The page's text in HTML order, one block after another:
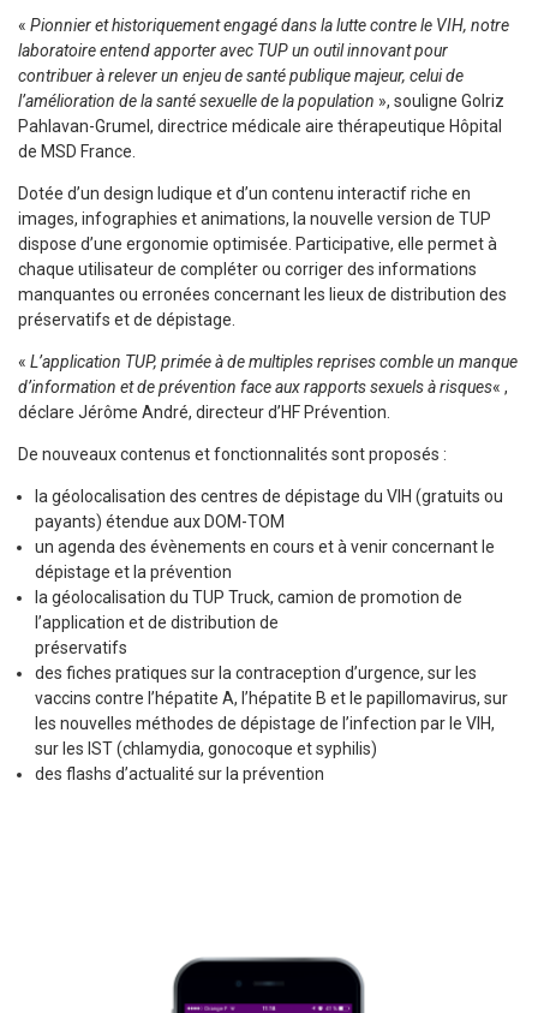
« Pionnier et historiquement engagé dans la lutte contre le VIH, notre
laboratoire entend apporter avec TUP un outil innovant pour
contribuer à relever un enjeu de santé publique majeur, celui de
l’amélioration de la santé sexuelle de la population », souligne Golriz
Pahlavan-Grumel, directrice médicale aire thérapeutique Hôpital
de MSD France.
Dotée d’un design ludique et d’un contenu interactif riche en
images, infographies et animations, la nouvelle version de TUP
dispose d’une ergonomie optimisée. Participative, elle permet à
chaque utilisateur de compléter ou corriger des informations
manquantes ou erronées concernant les lieux de distribution des
préservatifs et de dépistage.
« L’application TUP, primée à de multiples reprises comble un manque
d’information et de prévention face aux rapports sexuels à risques« ,
déclare Jérôme André, directeur d’HF Prévention.
De nouveaux contenus et fonctionnalités sont proposés :
la géolocalisation des centres de dépistage du VIH (gratuits ou
payants) étendue aux DOM-TOM
un agenda des évènements en cours et à venir concernant le
dépistage et la prévention
la géolocalisation du TUP Truck, camion de promotion de
l’application et de distribution de
préservatifs
des fiches pratiques sur la contraception d’urgence, sur les
vaccins contre l’hépatite A, l’hépatite B et le papillomavirus, sur
les nouvelles méthodes de dépistage de l’infection par le VIH,
sur les IST (chlamydia, gonocoque et syphilis)
des flashs d’actualité sur la prévention